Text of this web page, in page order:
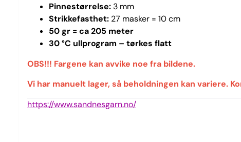
Pinnestørrelse: 3 mm
Strikkefasthet: 27 masker = 10 cm
50 gr = ca 205 meter
30 °C ullprogram – tørkes flatt
OBS!!! Fargene kan avvike noe fra bildene.
Vi har manuelt lager, så beholdningen kan variere.
https://www.sandnesgarn.no/